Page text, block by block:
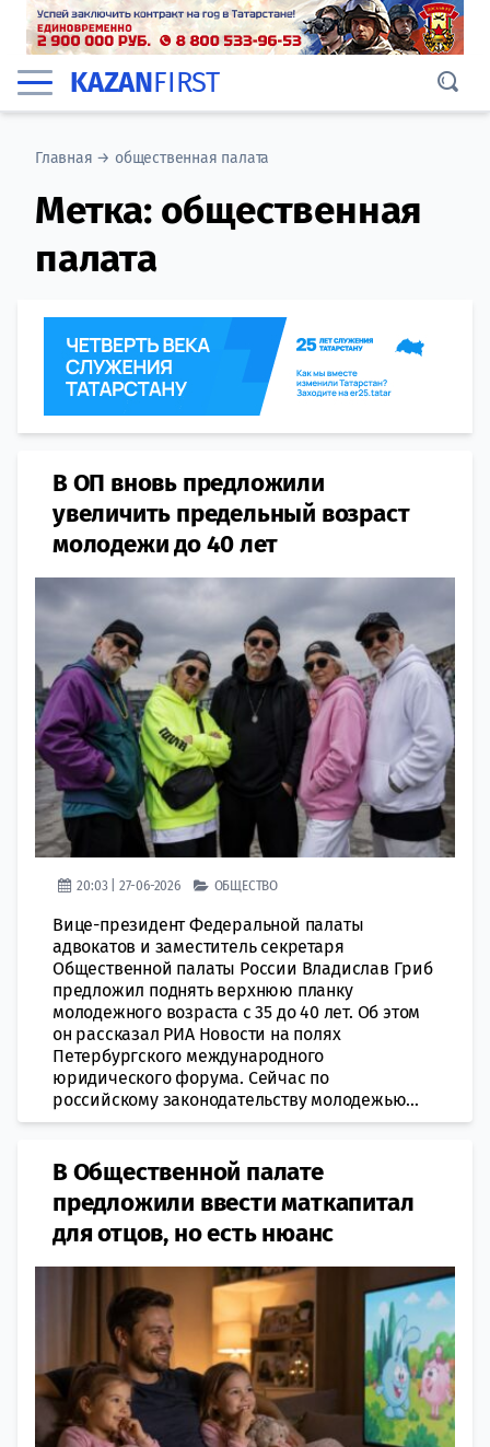
KAZANFIRST
Главная →общественная палата
Метка: общественная
палата
В ОП вновь предложили
увеличить предельный возраст
молодежи до 40 лет
20:03 | 27-06-2026 ОБЩЕСТВО
Вице-президент Федеральной палаты
адвокатов и заместитель секретаря
Общественной палаты России Владислав Гриб
предложил поднять верхнюю планку
молодежного возраста с 35 до 40 лет. Об этом
он рассказал РИА Новости на полях
Петербургского международного
юридического форума. Сейчас по
российскому законодательству молодежью...
В Общественной палате
предложили ввести маткапитал
для отцов, но есть нюанс